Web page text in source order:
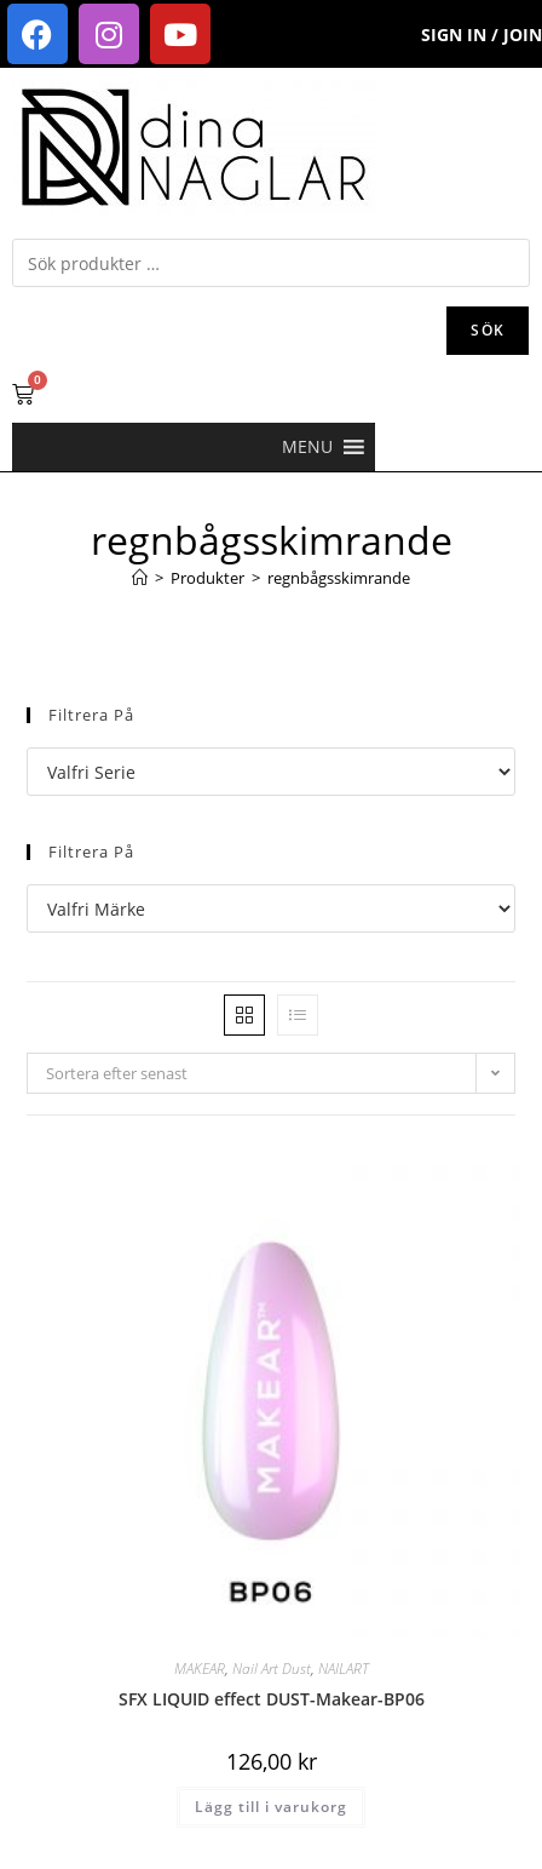
SIGN IN / JOIN
SÖK
0
MENU
regnbågsskimrande
> Produkter > regnbågsskimrande
Filtrera På
Filtrera På
Sortera efter senast
MAKEAR, Nail Art Dust, NAILART
SFX LIQUID effect DUST-Makear-BP06
126,00 kr
Lägg till i varukorg